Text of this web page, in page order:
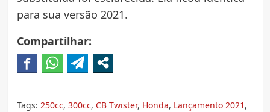
para sua versão 2021.
Compartilhar:
Tags: 250cc, 300cc, CB Twister, Honda, Lançamento 2021 ,